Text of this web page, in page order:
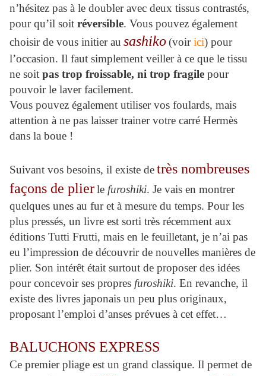
n’hésitez pas à le doubler avec deux tissus contrastés,
pour qu’il soit réversible. Vous pouvez également
choisir de vous initier au sashiko(voirici) pour
l’occasion. Il faut simplement veiller à ce que le tissu
ne soit pas trop froissable, ni trop fragile pour
pouvoir le laver facilement.
Vous pouvez également utiliser vos foulards, mais
attention à ne pas laisser trainer votre carré Hermès
dans la boue !
Suivant vos besoins, il existe detrès nombreuses
façons de plierle furoshiki. Je vais en montrer
quelques unes au fur et à mesure du temps. Pour les
plus pressés, un livre est sorti très récemment aux
éditions Tutti Frutti, mais en le feuilletant, je n’ai pas
eu l’impression de découvrir de nouvelles manières de
plier. Son intérêt était surtout de proposer des idées
pour concevoir ses propres furoshiki. En revanche, il
existe des livres japonais un peu plus originaux,
proposant l’emploi d’anses prévues à cet effet…
BALUCHONS EXPRESS
Ce premier pliage est un grand classique. Il permet de